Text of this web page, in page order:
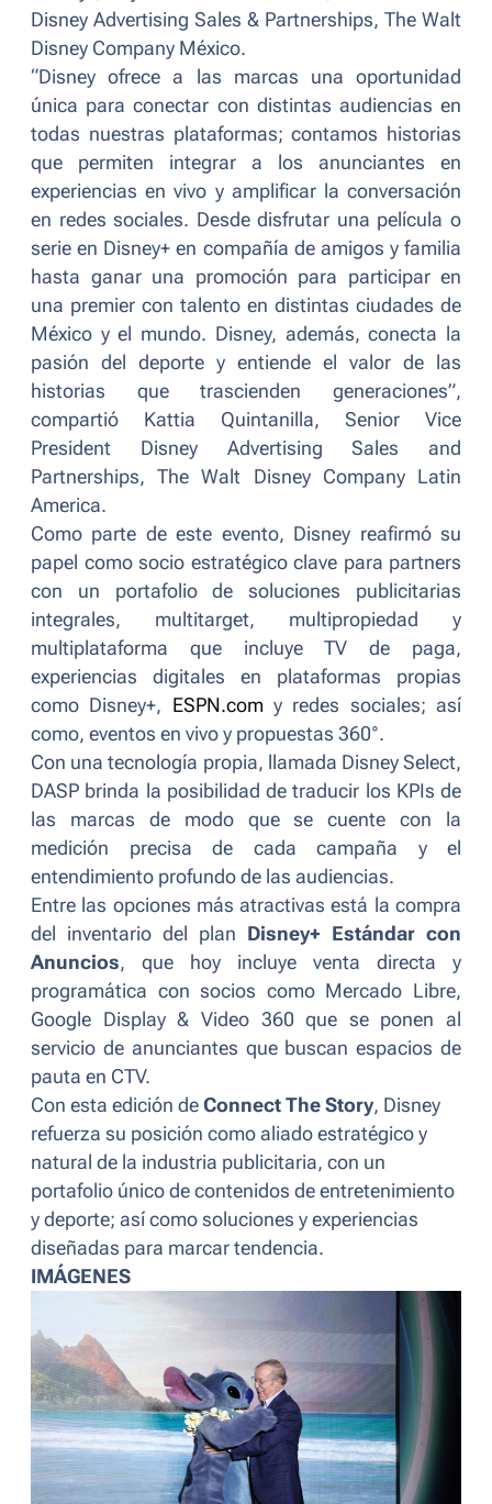
Disney Advertising Sales & Partnerships, The Walt
Disney Company México.
“Disney ofrece a las marcas una oportunidad
única para conectar con distintas audiencias en
todas nuestras plataformas; contamos historias
que permiten integrar a los anunciantes en
experiencias en vivo y amplificar la conversación
en redes sociales. Desde disfrutar una película o
serie en Disney+ en compañía de amigos y familia
hasta ganar una promoción para participar en
una premier con talento en distintas ciudades de
México y el mundo. Disney, además, conecta la
pasión del deporte y entiende el valor de las
historias que trascienden generaciones”,
compartió Kattia Quintanilla, Senior Vice
President Disney Advertising Sales and
Partnerships, The Walt Disney Company Latin
America.
Como parte de este evento, Disney reafirmó su
papel como socio estratégico clave para partners
con un portafolio de soluciones publicitarias
integrales, multitarget, multipropiedad y
multiplataforma que incluye TV de paga,
experiencias digitales en plataformas propias
como Disney+, ESPN.com y redes sociales; así
como, eventos en vivo y propuestas 360°.
Con una tecnología propia, llamada Disney Select,
DASP brinda la posibilidad de traducir los KPIs de
las marcas de modo que se cuente con la
medición precisa de cada campaña y el
entendimiento profundo de las audiencias.
Entre las opciones más atractivas está la compra
del inventario del plan Disney+ Estándar con
Anuncios, que hoy incluye venta directa y
programática con socios como Mercado Libre,
Google Display & Video 360 que se ponen al
servicio de anunciantes que buscan espacios de
pauta en CTV.
Con esta edición de Connect The Story, Disney
refuerza su posición como aliado estratégico y
natural de la industria publicitaria, con un
portafolio único de contenidos de entretenimiento
y deporte; así como soluciones y experiencias
diseñadas para marcar tendencia.
IMÁGENES